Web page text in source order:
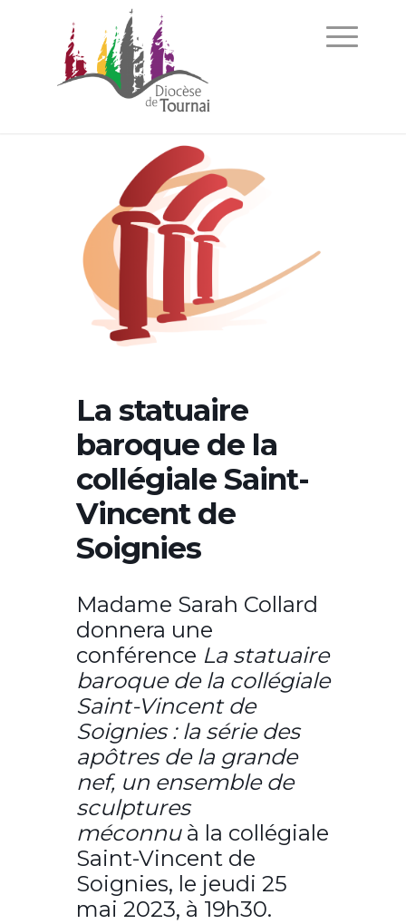
La statuaire
baroque de la
collégiale Saint-
Vincent de
Soignies
Madame Sarah Collard
donnera une
conférence La statuaire
baroque de la collégiale
Saint-Vincent de
Soignies : la série des
apôtres de la grande
nef, un ensemble de
sculptures
méconnu à la collégiale
Saint-Vincent de
Soignies, le jeudi 25
mai 2023, à 19h30.